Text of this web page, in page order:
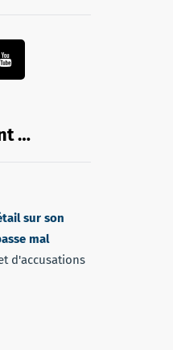
…
sur son
mal
d'accusations